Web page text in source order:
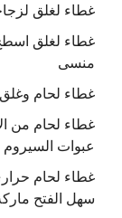
غطاء لغلق
غطاء لغلق
منسى
غطاء لحام
غطاء لحام من
عبوات
غطاء لحام
سهل الفتح